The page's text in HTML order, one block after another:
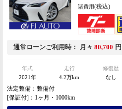
諸費用(税込)
通常ローンご利用時 月々 80,700 円
年式
2021年
走行
4.2万km
修復歴
なし
法定整備：整備付
[保証付]：1ヶ月・1000km